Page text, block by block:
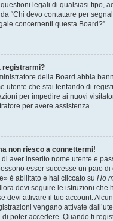
legali di qualsiasi tipo,
“Chi devo contattare per
concernenti questa Board?”.
registrarmi?
della Board abbia
utente che stai tentando di
per impedire ai nuovi
per avere assistenza.
non riesco a connettermi!
di aver inserito nome utente e
esser successe un paio di
è abilitato e hai cliccato su Ho
devi seguire le istruzioni che
devi attivare il tuo account.
vengano attivate
poter accedere. Quando ti